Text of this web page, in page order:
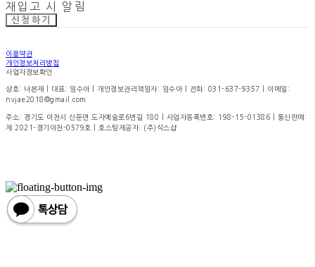
재입고 시 알림
신청하기
이용약관
개인정보처리방침
사업자정보확인
상호: 너븐재 | 대표: 임수아 | 개인정보관리책임자: 임수아 | 전화: 031-637-9357 | 이메일:
nvjae2018@gmail.com
주소: 경기도 이천시 신둔면 도자예술로6번길 180 | 사업자등록번호: 198-15-01386 | 통신판매:
제 2021-경기이천-0579호
| 호스팅제공자: (주)식스샵